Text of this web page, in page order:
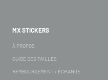
MX STICKERS
À PROPOS
GUIDE DES TAILLES
REMBOURSEMENT / ÉCHANGE